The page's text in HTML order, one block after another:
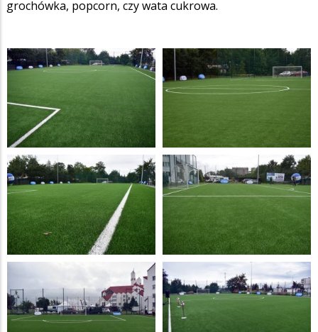
grochówka, popcorn, czy wata cukrowa.